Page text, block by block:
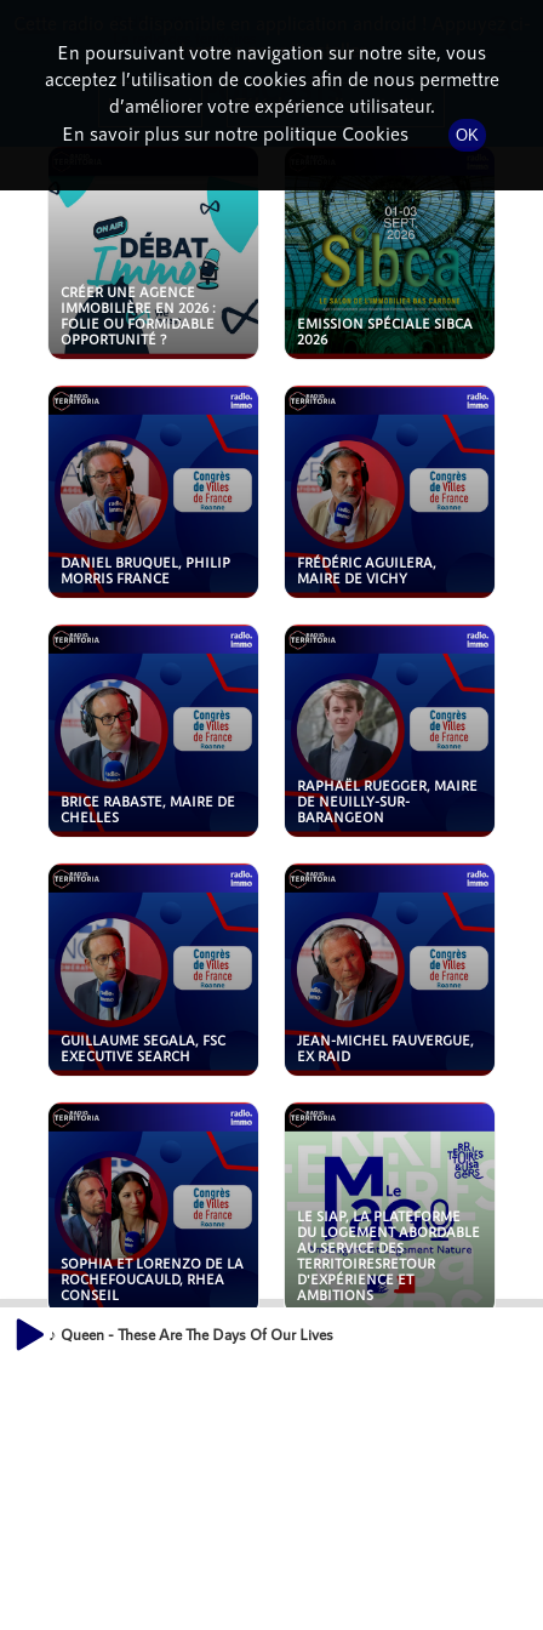
PODCASTS
CRÉER UNE AGENCE
IMMOBILIÈRE EN 2026 :
FOLIE OU FORMIDABLE
OPPORTUNITÉ ?
EMISSION SPÉCIALE SIBCA
2026
DANIEL BRUQUEL, PHILIP
MORRIS FRANCE
FRÉDÉRIC AGUILERA,
MAIRE DE VICHY
BRICE RABASTE, MAIRE DE
CHELLES
RAPHAËL RUEGGER, MAIRE
DE NEUILLY-SUR-
BARANGEON
GUILLAUME SEGALA, FSC
EXECUTIVE SEARCH
JEAN-MICHEL FAUVERGUE,
EX RAID
SOPHIA ET LORENZO DE LA
ROCHEFOUCAULD, RHEA
CONSEIL
LE SIAP, LA PLATEFORME
DU LOGEMENT ABORDABLE
AU SERVICE DES
TERRITOIRESRETOUR
D'EXPÉRIENCE ET
AMBITIONS
♪ Queen - These Are The Days Of Our Lives
En poursuivant votre navigation sur notre site, vous
acceptez l’utilisation de cookies afin de nous permettre
d’améliorer votre expérience utilisateur.
En savoir plus sur notre politique Cookies
OK
dessous pour l'installer.
Non merci Télécharger l'application